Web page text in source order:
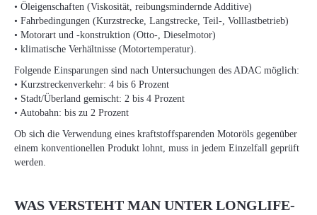
• Öleigenschaften (Viskosität, reibungsmindernde Additive)
• Fahrbedingungen (Kurzstrecke, Langstrecke, Teil-, Volllastbetrieb)
• Motorart und -konstruktion (Otto-, Dieselmotor)
• klimatische Verhältnisse (Motortemperatur).
Folgende Einsparungen sind nach Untersuchungen des ADAC möglich:
• Kurzstreckenverkehr: 4 bis 6 Prozent
• Stadt/Überland gemischt: 2 bis 4 Prozent
• Autobahn: bis zu 2 Prozent
Ob sich die Verwendung eines kraftstoffsparenden Motoröls gegenüber
einem konventionellen Produkt lohnt, muss in jedem Einzelfall geprüft
werden.
WAS VERSTEHT MAN UNTER LONGLIFE-